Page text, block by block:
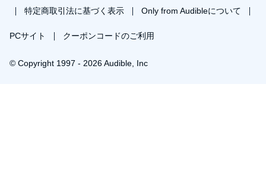
特定商取引法に基づく表示 Only from Audibleについて
PCサイト クーポンコードのご利用
© Copyright 1997 - 2026 Audible, Inc